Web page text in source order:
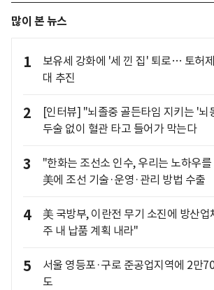
많이 본 뉴스
1
보유세 강화에 '세 낀 집' 퇴로… 토허
대 추진
2
[인터뷰] "뇌졸중 골든타임 지키는 '
두술 없이 혈관 타고 들어가 막는다
3
"한화는 조선소 인수, 우리는 노하우
美에 조선 기술·운영·관리 방법 수출
4
美 국방부, 이란전 무기 소진에 방산
주 내 납품 계획 내라"
5
서울 영등포·구로 준공업지역에 2만
도